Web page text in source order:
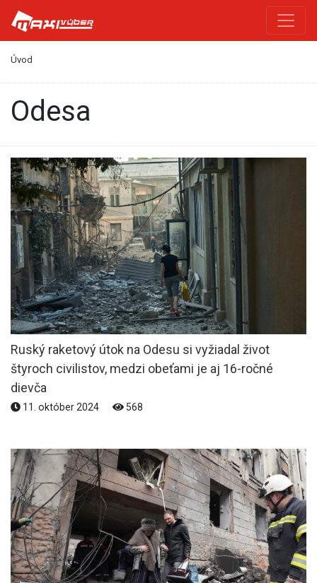
Úvod
Odesa
Ruský raketový útok na Odesu si vyžiadal život
štyroch civilistov, medzi obeťami je aj 16-ročné
dievča
11. október 2024 568